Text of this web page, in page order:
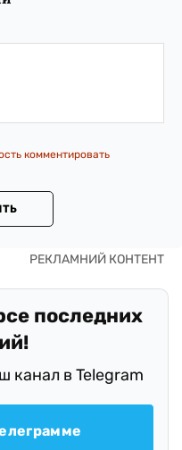
комментировать
последних
канал в Telegram